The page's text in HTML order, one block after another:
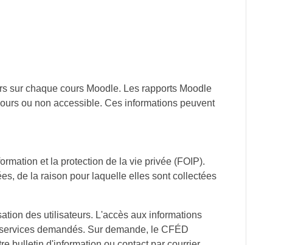
sur chaque cours Moodle. Les rapports Moodle
ou non accessible. Ces informations peuvent
et la protection de la vie privée (FOIP).
de la raison pour laquelle elles sont collectées
des utilisateurs. L'accès aux informations
demandés. Sur demande, le CFÉD